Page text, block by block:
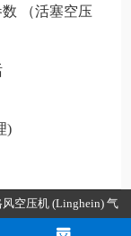
（活塞空压
)
风空压机 (Linghein) 气
号